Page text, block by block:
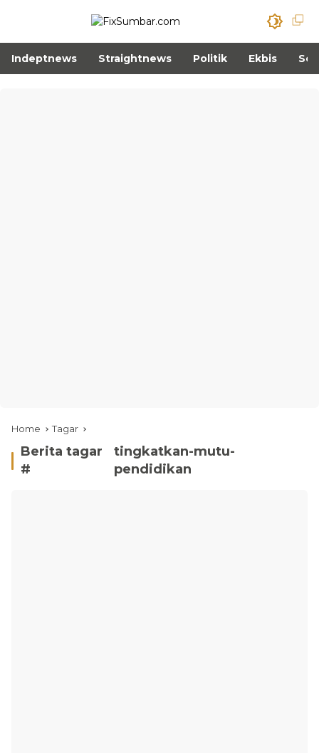
Indeptnews Straightnews Politik Ekbis
Home Tagar
Berita tagar
#
tingkatkan-mutu-
pendidikan